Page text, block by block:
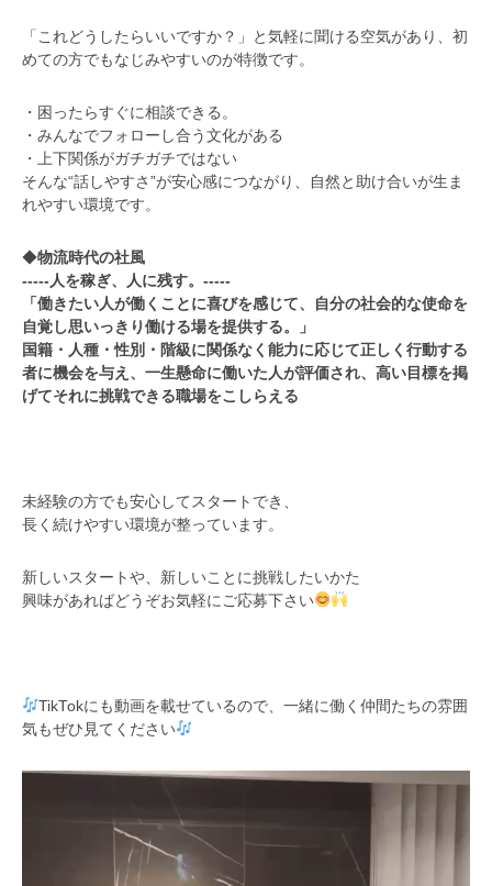
「これどうしたらいいですか？」と気軽に聞ける空気があり、初
めての方でもなじみやすいのが特徴です。
・困ったらすぐに相談できる。
・みんなでフォローし合う文化がある
・上下関係がガチガチではない
そんな“話しやすさ”が安心感につながり、自然と助け合いが生ま
れやすい環境です。
◆物流時代の社風
-----人を稼ぎ、人に残す。-----
「働きたい人が働くことに喜びを感じて、自分の社会的な使命を
自覚し思いっきり働ける場を提供する。」
国籍・人種・性別・階級に関係なく能力に応じて正しく行動する
者に機会を与え、一生懸命に働いた人が評価され、高い目標を掲
げてそれに挑戦できる職場をこしらえる
未経験の方でも安心してスタートでき、
長く続けやすい環境が整っています。
新しいスタートや、新しいことに挑戦したいかた
興味があればどうぞお気軽にご応募下さい
TikTokにも動画を載せているので、一緒に働く仲間たちの雰囲
気もぜひ見てください